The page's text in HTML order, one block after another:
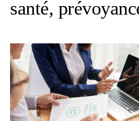
santé,